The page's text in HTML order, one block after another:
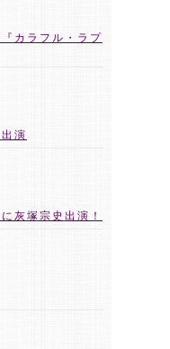
カラフル・ラプ
演
灰塚宗史出演！